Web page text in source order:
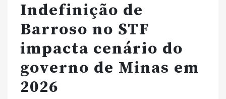
Indefinição de
Barroso no STF
impacta cenário do
governo de Minas em
2026